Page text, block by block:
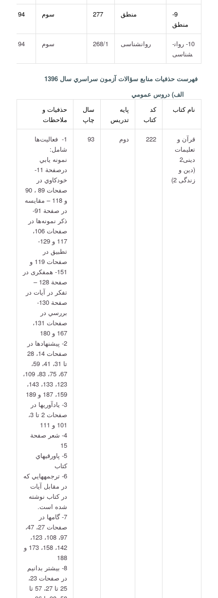
9-
منطق
منطق 277 سوم 94
10- روان­
شناسی
روان­شناسی 268/1 سوم 94
فهرست حذفيات منابع سؤالات آزمون سراسري سال 1396
الف) دروس عمومي
نام كتاب
كد
كتاب
پايه
تدريس
سال
چاپ
حذفيات و
ملاحظات
قرآن و
تعليمات
دينی2
(دين ‌و
زندگی 2)
222 دوم 93
1- فعاليت‌ها
شامل:
نمونه يابي
درصفحة 11-
خودکاوي در
صفحات 89 ، 90
و 118 – مقايسه
در صفحة 91-
ذکر نمونه‌ها در
صفحات 106،
117 و 129-
تطبيق در
صفحات 119 و
151- همفکری در
صفحة 128 –
تفکر در آيات در
صفحة 130-
بررسي در
صفحات 131،
167 و 180
2- پيشنهاد­ها در
صفحات 14، 28
تا 31، 41، 59،
67، 75، 83، 109،
123، 133، 143،
159، 187 و 189
3- يادآوري­ها در
صفحات 2 تا 3،
101 و 111
4- شعر صفحة
15
5- پاورقي­هاي
كتاب
6- ترجمه­هايي که
در مقابل آيات
در کتاب نوشته
شده است.
7- گام­ها در
صفحات 27، 47،
97، 108، 123،
142، 158، 173 و
188
8- بيشتر بدانيم
در صفحات 23،
25 تا 27، 57 تا